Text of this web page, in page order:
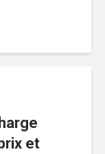
et